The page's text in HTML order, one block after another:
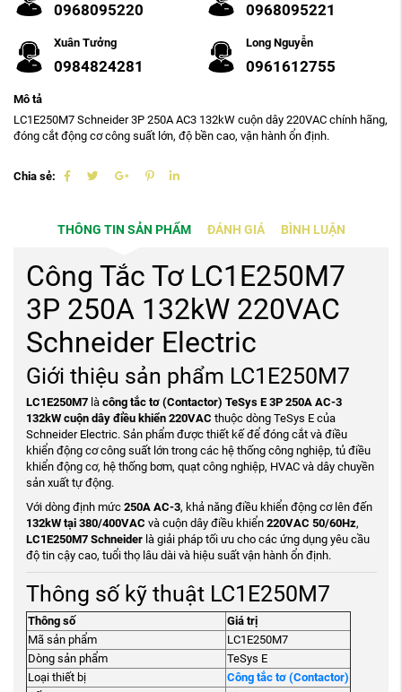
0968095220 0968095221
Xuân Tưởng
0984824281
Long Nguyễn
0961612755
Mô tả
LC1E250M7 Schneider 3P 250A AC3 132kW cuộn dây 220VAC chính hãng,
đóng cắt động cơ công suất lớn, độ bền cao, vận hành ổn định.
Chia sẻ:
THÔNG TIN SẢN PHẨM ĐÁNH GIÁ BÌNH LUẬN
Công Tắc Tơ LC1E250M7
3P 250A 132kW 220VAC
Schneider Electric
Giới thiệu sản phẩm LC1E250M7
LC1E250M7là công tắc tơ (Contactor) TeSys E 3P 250A AC-3
132kW cuộn dây điều khiển 220VAC thuộc dòng TeSys E của
Schneider Electric. Sản phẩm được thiết kế để đóng cắt và điều
khiển động cơ công suất lớn trong các hệ thống công nghiệp, tủ điều
khiển động cơ, hệ thống bơm, quạt công nghiệp, HVAC và dây chuyền
sản xuất tự động.
Với dòng định mức 250A AC-3, khả năng điều khiển động cơ lên đến
132kW tại 380/400VAC và cuộn dây điều khiển 220VAC 50/60Hz,
LC1E250M7 Schneiderlà giải pháp tối ưu cho các ứng dụng yêu cầu
độ tin cậy cao, tuổi thọ lâu dài và hiệu suất vận hành ổn định.
Thông số kỹ thuật LC1E250M7
Thông số
Giá trị
Mã sản phẩm
LC1E250M7
Dòng sản phẩm
TeSys E
Loại thiết bị
Công tắc tơ (Contactor)